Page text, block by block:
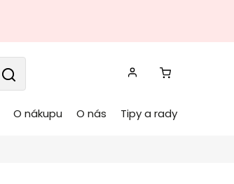
O nákupu O nás Tipy a rady